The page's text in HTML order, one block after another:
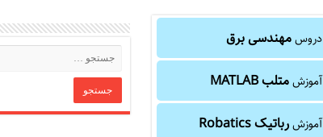
دروسمهندسی برق
آموزشمتلب MATLAB
آموزشرباتیک Robatics